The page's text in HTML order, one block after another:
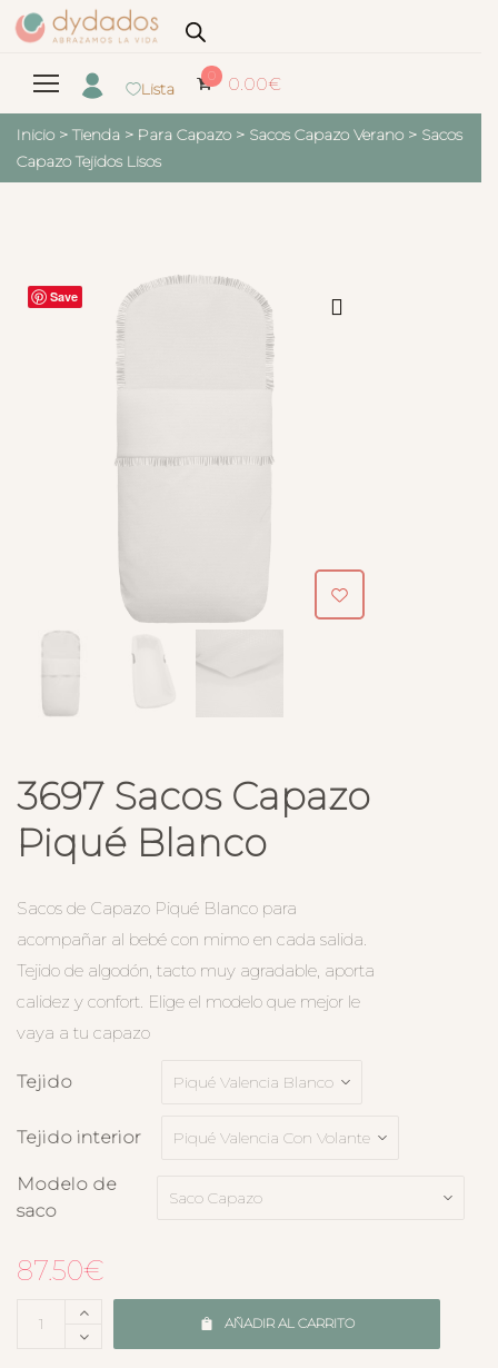
Lista
0 0.00€
Inicio > Tienda > Para Capazo > Sacos Capazo Verano > Sacos
Capazo Tejidos Lisos
Save
3697 Sacos Capazo
Piqué Blanco
Sacos de Capazo Piqué Blanco para
acompañar al bebé con mimo en cada salida.
Tejido de algodón, tacto muy agradable, aporta
calidez y confort. Elige el modelo que mejor le
vaya a tu capazo
Tejido
Tejido interior
Modelo de
saco
87.50€
AÑADIR AL CARRITO